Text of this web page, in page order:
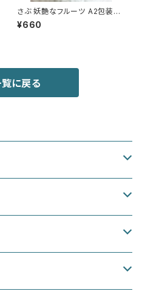
さぶ 妖艶なフルーツ A2包装紙
6枚入り
¥660
に戻る